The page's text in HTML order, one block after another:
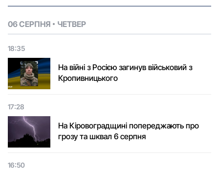
06 СЕРПНЯ ЧЕТВЕР
18:35
На війні з Росією загинув військовий з
Кропивницького
17:28
На Кіровоградщині попереджають про
грозу та шквал 6 серпня
16:50